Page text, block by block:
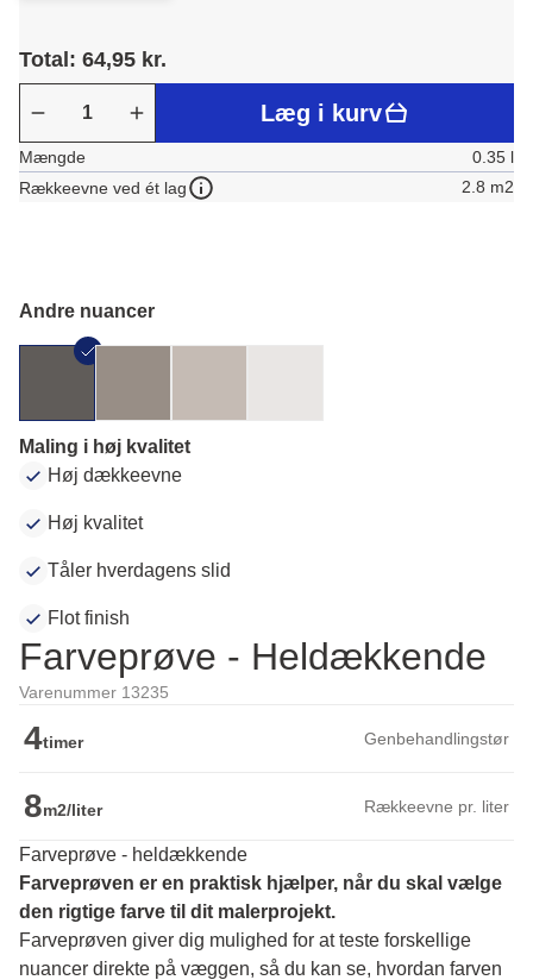
Total: 64,95 kr.
Læg i kurv
Mængde
0.35 l
Rækkeevne ved ét lag
2.8 m2
Andre nuancer
Maling i høj kvalitet
Høj dækkeevne
Høj kvalitet
Tåler hverdagens slid
Flot finish
Farveprøve - Heldækkende
Varenummer 13235
4timer Genbehandlingstør
8m2/liter Rækkeevne pr. liter
Farveprøve - heldækkende
Farveprøven er en praktisk hjælper, når du skal vælge
den rigtige farve til dit malerprojekt.
Farveprøven giver dig mulighed for at teste forskellige
nuancer direkte på væggen, så du kan se, hvordan farven